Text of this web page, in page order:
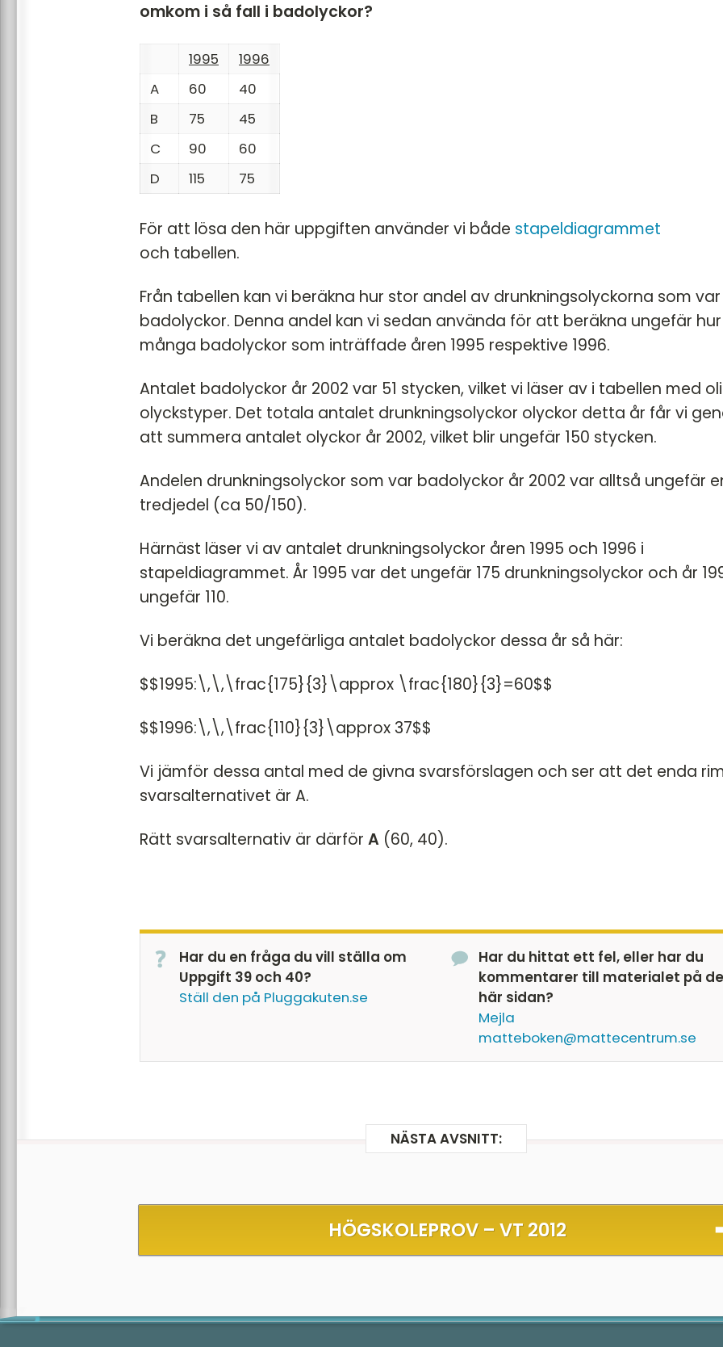
omkom i så fall i badolyckor?
1995
1996
A
60
40
B
75
45
C
90
60
D
115 75
För att lösa den här uppgiften använder vi både stapeldiagrammet
och tabellen.
Från tabellen kan vi beräkna hur stor andel av drunkningsolyckorna som var
badolyckor. Denna andel kan vi sedan använda för att beräkna ungefär hur
många badolyckor som inträffade åren 1995 respektive 1996.
Antalet badolyckor år 2002 var 51 stycken, vilket vi läser av i tabellen med
olyckstyper. Det totala antalet drunkningsolyckor olyckor detta år får vi
att summera antalet olyckor år 2002, vilket blir ungefär 150 stycken.
Andelen drunkningsolyckor som var badolyckor år 2002 var alltså ungefär
tredjedel (ca 50/150).
Härnäst läser vi av antalet drunkningsolyckor åren 1995 och 1996 i
stapeldiagrammet. År 1995 var det ungefär 175 drunkningsolyckor och år
ungefär 110.
Vi beräkna det ungefärliga antalet badolyckor dessa år så här:
$$1995:\,\,\frac{175}{3}\approx \frac{180}{3}=60$$
$$1996:\,\,\frac{110}{3}\approx 37$$
Vi jämför dessa antal med de givna svarsförslagen och ser att det enda
svarsalternativet är A.
Rätt svarsalternativ är därför A (60, 40).
Har du en fråga du vill ställa om
Uppgift 39 och 40?
Ställ den på Pluggakuten.se
Har du hittat ett fel, eller har du
kommentarer till materialet på
här sidan?
Mejla
matteboken@mattecentrum.se
NÄSTA AVSNITT:
HÖGSKOLEPROV –VT 2012